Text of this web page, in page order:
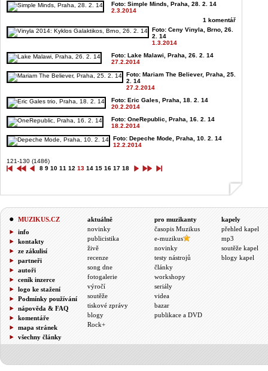
Foto: Simple Minds, Praha, 28. 2. 14
2.3.2014
1 komentář
Foto: Ceny Vinyla, Brno, 26.
2. 14
1.3.2014
Foto: Lake Malawi, Praha, 26. 2. 14
27.2.2014
Foto: Mariam The Believer, Praha, 25.
2. 14
27.2.2014
Foto: Eric Gales, Praha, 18. 2. 14
20.2.2014
Foto: OneRepublic, Praha, 16. 2. 14
18.2.2014
Foto: Depeche Mode, Praha, 10. 2. 14
12.2.2014
121-130 (1486)
8 9 10 11 12 13 14 15 16 17 18
MUZIKUS.CZ
info
kontakty
ze zákulisí
partneři
autoři
ceník inzerce
logo ke stažení
Podmínky používání
nápověda & FAQ
komentáře
mapa stránek
všechny články
aktuálně
novinky
publicistika
živě
recenze
song dne
fotogalerie
výročí
soutěže
tiskové zprávy
blogy
Rock+
pro muzikanty
časopis Muzikus
e-muzikus
novinky
testy nástrojů
články
workshopy
seriály
videa
bazar
publikace a DVD
kapely
přehled kapel
mp3
soutěže kapel
blogy kapel